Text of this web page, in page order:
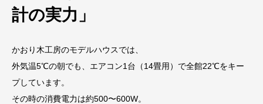
計の実力」
かおり木工房のモデルハウスでは、
外気温5℃の朝でも、エアコン1台（14畳用）で全館22℃をキー
プしています。
その時の消費電力は約500〜600W。